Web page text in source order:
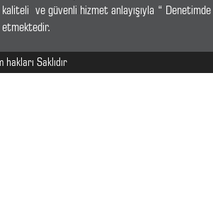
kaliteli ve güvenli hizmet anlayışıyla “
etmektedir.
hakları Saklıdır